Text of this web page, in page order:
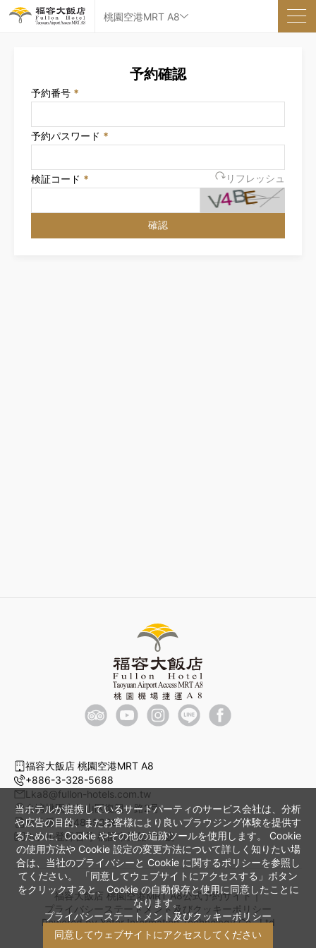
桃園空港MRT A8
予約確認
予約番号 *
予約パスワード *
検証コード * リフレッシュ
確認
当ホテルが提携しているサードパーティのサービス会社は、分析
や広告の目的、またお客様により良いブラウジング体験を提供す
るために、Cookie やその他の追跡ツールを使用します。 Cookie
の使用方法や Cookie 設定の変更方法について詳しく知りたい場
合は、当社のプライバシーと Cookie に関するポリシーを参照し
てください。 「同意してウェブサイトにアクセスする」ボタン
をクリックすると、Cookie の自動保存と使用に同意したことに
なります。
プライバシーステートメント及びクッキーポリシー
同意してウェブサイトにアクセスしてください
福容大飯店 桃園空港MRT A8
+886-3-328-5688
Lka8@fullon-hotels.com.tw
台湾桃園市亀山区復興一路2号
会社番号 24805338
ホテル登録番号 桃園市旅館237號
福容大飯店 桃園空港MRT A8公式予約サイト｜
プライバシーステートメント及びクッキーポリシー
Powered byYotor Information Technology Co., Ltd
© 2014-2026 All Rights Reserved.